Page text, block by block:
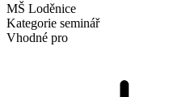
MŠ Loděnice
Kategorie seminář
Vhodné pro